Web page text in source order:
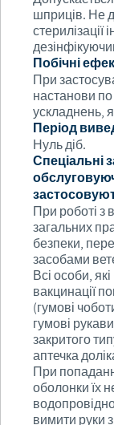
шприців. Не
стерилізації
Побічні
При
настанови
ускладнень,
Період
Нуль діб.
Спеціальні
При роботі з
загальних
безпеки,
засобами
Всі особи,
вакцинації
(гумові
гумові
закритого
аптечка
При
оболонки їх
вимити руки